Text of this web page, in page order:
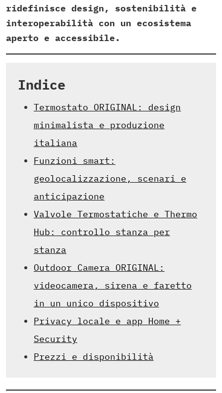
ridefinisce design, sostenibilità e
interoperabilità con un ecosistema
aperto e accessibile.
Indice
Termostato ORIGINAL: design
minimalista e produzione
italiana
Funzioni smart:
geolocalizzazione, scenari e
anticipazione
Valvole Termostatiche e Thermo
Hub: controllo stanza per
stanza
Outdoor Camera ORIGINAL:
videocamera, sirena e faretto
in un unico dispositivo
Privacy locale e app Home +
Security
Prezzi e disponibilità